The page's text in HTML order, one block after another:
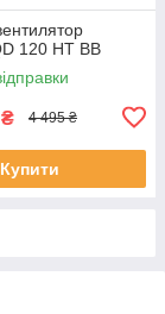
120 HT BB
₴ 4 495 ₴
Купити